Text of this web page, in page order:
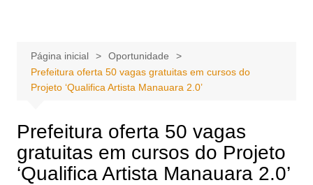
conteúdoPágina inicial
Oportunidade
Prefeitura oferta 50 vagas gratuitas em cursos do
Projeto ‘Qualifica Artista Manauara 2.0’
Prefeitura oferta 50 vagas
gratuitas em cursos do Projeto
‘Qualifica Artista Manauara 2.0’